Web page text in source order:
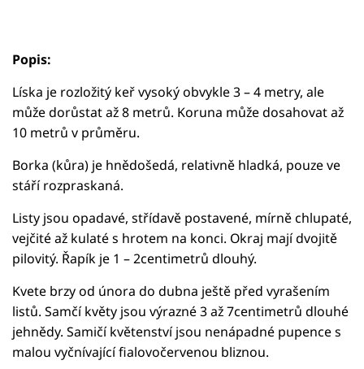
Popis:
Líska je rozložitý keř vysoký obvykle 3 – 4 metry, ale
může dorůstat až 8 metrů. Koruna může dosahovat až
10 metrů v průměru.
Borka (kůra) je hnědošedá, relativně hladká, pouze ve
stáří rozpraskaná.
Listy jsou opadavé, střídavě postavené, mírně chlupaté,
vejčité až kulaté s hrotem na konci. Okraj mají dvojitě
pilovitý. Řapík je 1 – 2centimetrů dlouhý.
Kvete brzy od února do dubna ještě před vyrašením
listů. Samčí květy jsou výrazné 3 až 7centimetrů dlouhé
jehnědy. Samičí květenství jsou nenápadné pupence s
malou vyčnívající fialovočervenou bliznou.